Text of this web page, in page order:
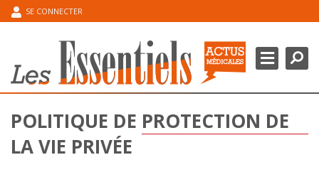
SE CONNECTER
POLITIQUE DE PROTECTION DE
LA VIE PRIVÉE
DOMAINES THÉRAPEUTIQUES
POINT DE L’EXPERT
ESPACE CONGRÈS